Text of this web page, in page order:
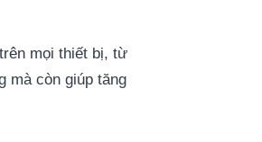
mọi thiết bị, từ
mà còn giúp tăng